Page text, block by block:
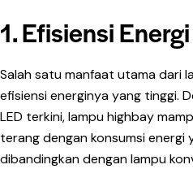
1. Efisiensi Energi
Salah satu manfaat utama dari
efisiensi energinya yang tinggi.
LED terkini, lampu highbay
terang dengan konsumsi energi
dibandingkan dengan lampu